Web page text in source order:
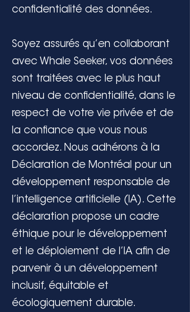
confidentialité des données.
Soyez assurés qu’en collaborant
avec Whale Seeker, vos données
sont traitées avec le plus haut
niveau de confidentialité, dans le
respect de votre vie privée et de
la confiance que vous nous
accordez. Nous adhérons à la
Déclaration de Montréal pour un
développement responsable de
l’intelligence artificielle (IA). Cette
déclaration propose un cadre
éthique pour le développement
et le déploiement de l’IA afin de
parvenir à un développement
inclusif, équitable et
écologiquement durable.